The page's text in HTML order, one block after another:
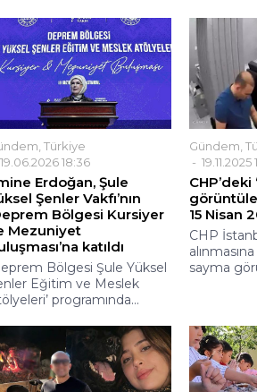
Türkiye
19.06.2026 18:36
Erdoğan, Şule
Şenler Vakfı’nın
Bölgesi Kursiyer
Mezuniyet
katıldı
Bölgesi Şule Yüksel
Eğitim ve Meslek
programında...
Gündem ,
19.11.2025
CHP’deki
15 Nisan
CHP
sayma